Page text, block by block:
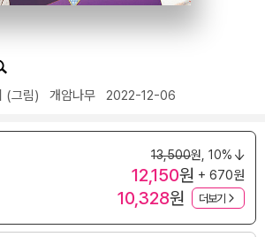
(그림) 개암나무 2022-12-06
13,500원, 10%
12,150원 + 670원
10,328원 더보기